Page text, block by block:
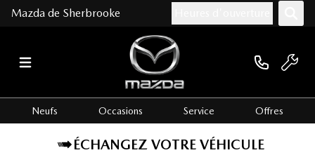
Mazda de Sherbrooke
Neufs Occasions Service Offres
ÉCHANGEZ VOTRE VÉHICULE